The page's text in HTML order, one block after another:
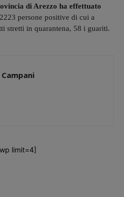
di Arezzo ha effettuato
persone positive di cui a
stretti in quarantena, 58 i guariti.
limit=4]